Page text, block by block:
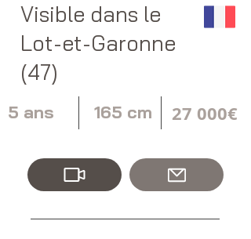
Visible dans le
Lot-et-Garonne
(47)
5 ans 165 cm 27 000€